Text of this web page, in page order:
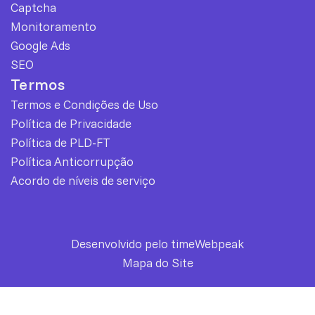
Captcha
Monitoramento
Google Ads
SEO
Termos
Termos e Condições de Uso
Política de Privacidade
Política de PLD-FT
Política Anticorrupção
Acordo de níveis de serviço
Desenvolvido pelo timeWebpeak
Mapa do Site